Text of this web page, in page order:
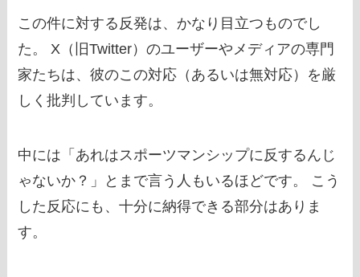
この件に対する反発は、かなり目立つものでし
た。 X（旧Twitter）のユーザーやメディアの専門
家たちは、彼のこの対応（あるいは無対応）を厳
しく批判しています。
中には「あれはスポーツマンシップに反するんじ
ゃないか？」とまで言う人もいるほどです。 こう
した反応にも、十分に納得できる部分はありま
す。